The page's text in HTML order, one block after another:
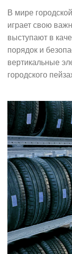
В мире
играет свою
выступают в
порядок и
вертикальные
городского